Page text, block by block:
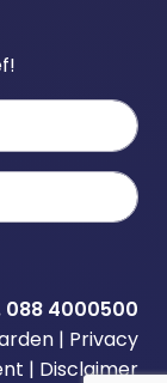
088 4000500
| Privacy
| Disclaimer